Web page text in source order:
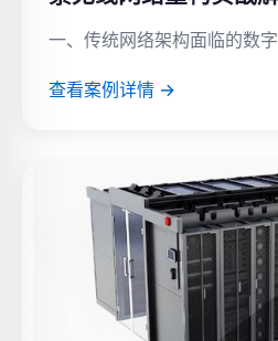
一、传统网络架构面临的数
查看案例详情 →